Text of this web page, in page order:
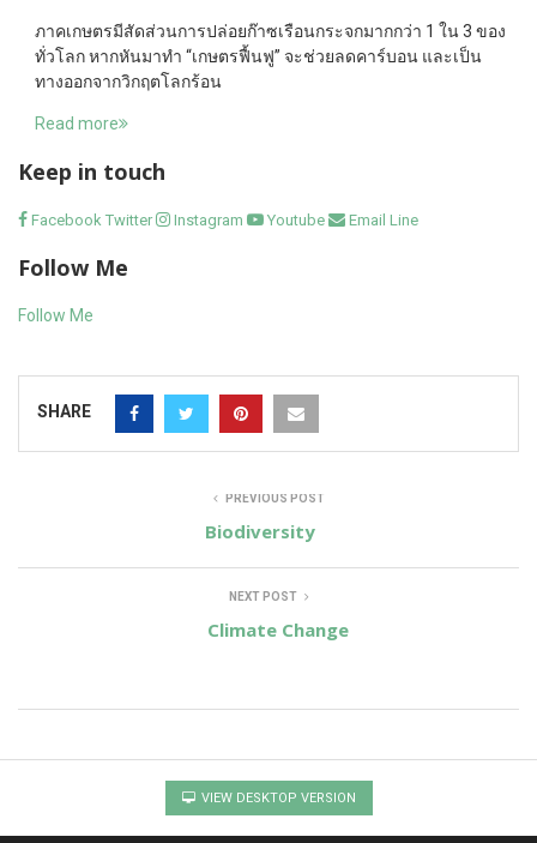
ภาคเกษตรมีสัดส่วนการปล่อยก๊าซเรือนกระจกมากกว่า 1 ใน 3 ของ
ทั่วโลก หากหันมาทำ “เกษตรฟื้นฟู” จะช่วยลดคาร์บอน และเป็น
ทางออกจากวิกฤตโลกร้อน
Read more
Keep in touch
Facebook Twitter Instagram Youtube Email Line
Follow Me
Follow Me
SHARE
PREVIOUS POST
Biodiversity
NEXT POST
Climate Change
VIEW DESKTOP VERSION